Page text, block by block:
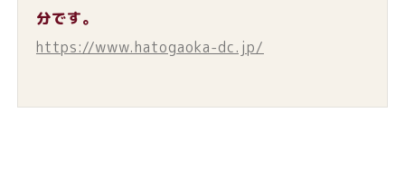
分です。
https://www.hatogaoka-dc.jp/